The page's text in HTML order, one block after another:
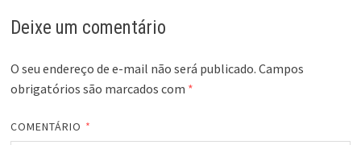
Deixe um comentário
O seu endereço de e-mail não será publicado. Campos
obrigatórios são marcados com *
COMENTÁRIO *